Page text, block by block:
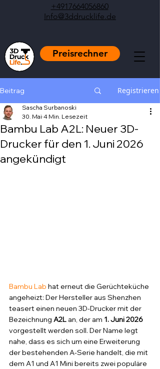
+4917664056860
Info@3ddrucklife.de
Preisrechner
Beitrag Registrieren
Bambu Lab A2L: Neuer 3D-
Drucker für den 1. Juni 2026
angekündigt
Sascha Surbanoski
30. Mai 4 Min. Lesezeit
Bambu Lab hat erneut die Gerüchteküche
angeheizt: Der Hersteller aus Shenzhen
teasert einen neuen 3D-Drucker mit der
Bezeichnung A2L an, der am 1. Juni 2026
vorgestellt werden soll. Der Name legt
nahe, dass es sich um eine Erweiterung
der bestehenden A-Serie handelt, die mit
dem A1 und A1 Mini bereits zwei populäre